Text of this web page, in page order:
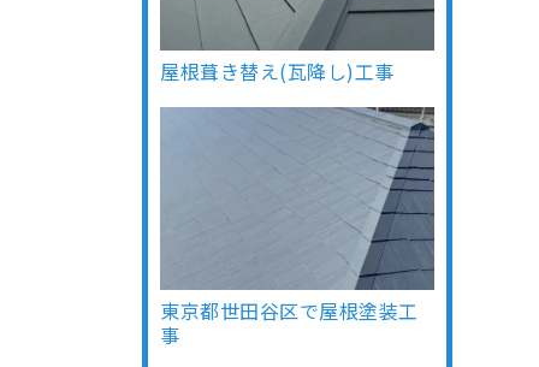
屋根葺き替え(瓦降し)工事
東京都世田谷区で屋根塗装工
事